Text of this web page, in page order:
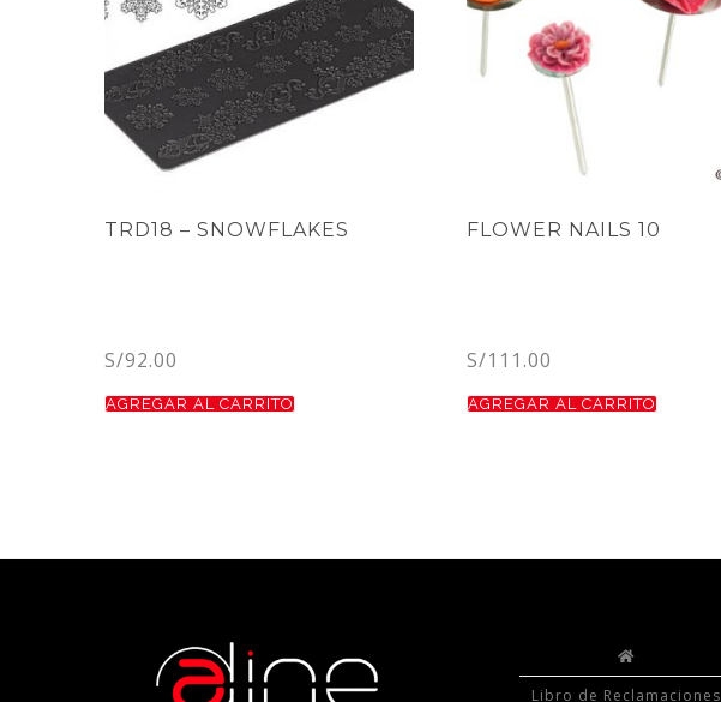
TRD18 – SNOWFLAKES
S/92.00
AGREGAR AL CARRITO
FLOWER NAILS 10
S/111.00
AGREGAR AL CARRITO
Libro de Reclamaciones